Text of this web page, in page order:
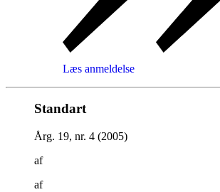
Læs anmeldelse
Standart
Årg. 19, nr. 4 (2005)
af
af